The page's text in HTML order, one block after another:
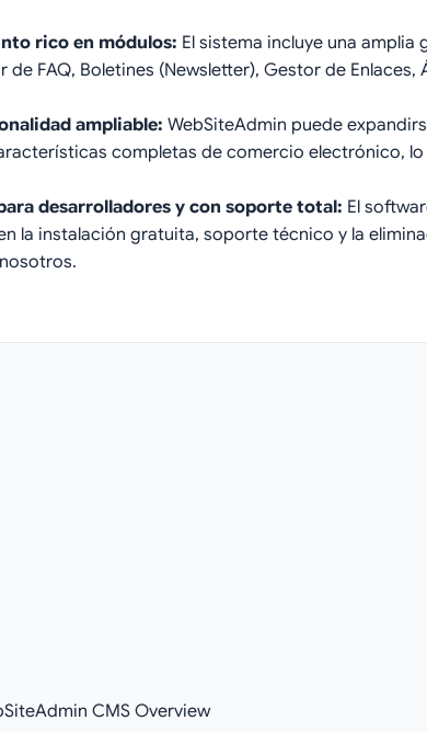
rico en módulos: El sistema incluye una
de FAQ, Boletines (Newsletter), Gestor de
ampliable: WebSiteAdmin puede
completas de comercio electrónico,
desarrolladores y con soporte total: El
la instalación gratuita, soporte técnico y la